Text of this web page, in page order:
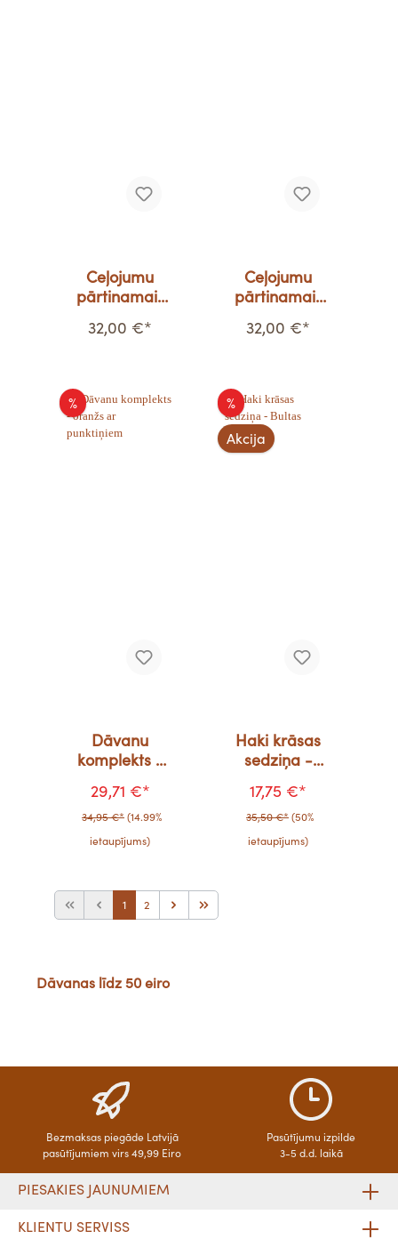
Ceļojumu
pārtinamais
Varavīksnes
32,00 €*
Ceļojumu
pārtinamais
vintāža puķes
32,00 €*
%
Dāvanu
komplekts -
punktiņiem
29,71 €*
34,95 €* (14.99%
ietaupījums)
%
Akcija
Haki krāsas
sedziņa -
17,75 €*
35,50 €* (50%
ietaupījums)
1 2
Dāvanas līdz 50 eiro
Bezmaksas piegāde Latvijā
pasūtījumiem virs 49,99 Eiro
Pasūtījumu izpilde
3-5 d.d. laikā
PIESAKIES JAUNUMIEM
KLIENTU SERVISS